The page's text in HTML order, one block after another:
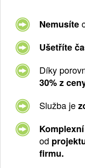
Nemusíte
Ušetříte
Díky
30% z
Služba je
od
firmu.